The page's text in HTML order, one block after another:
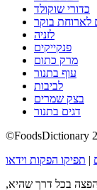
כדורי שוקולד
לארוחת בוקר
לזניה
פנקייקים
מרק כתום
עוף בתנור
לביבות
בצק שמרים
דגים בתנור
| תפיקו הפקות וידאו
בכל דרך שהיא,